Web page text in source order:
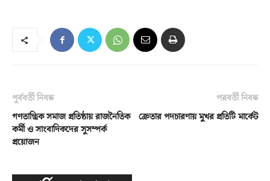
পূর্ববর্তী নিবন্ধ
গণতান্ত্রিক সমাজ প্রতিষ্ঠায় রাজনৈতিক
কর্মী ও সাংবাদিকদের সুসম্পর্ক
প্রয়োজন
পরবর্তী নিবন্ধ
ক্রেতার পদচারণায় মুখর প্রতিটি মার্কেট